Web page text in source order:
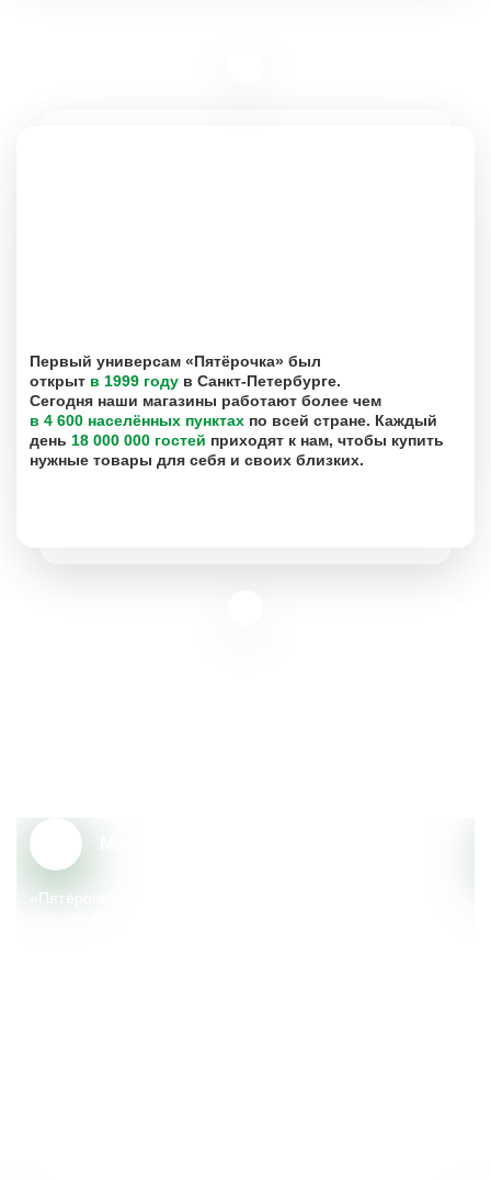
Первый универсам «Пятёрочка» был
открыт в 1999 году в Санкт-Петербурге.
Сегодня наши магазины работают более чем
в 4 600 населённых пунктах по всей стране. Каждый
день 18 000 000 гостей приходят к нам, чтобы купить
нужные товары для себя и своих близких.
«Пятёрочка» – крупный федеральный ритейлер, который